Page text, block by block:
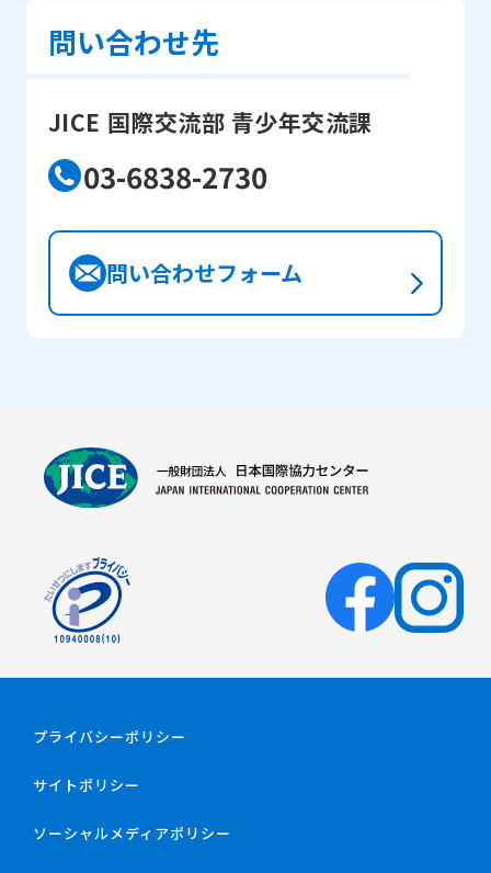
を再考することができました。 プログラムの中で一番印
は、チェルノブイリ原子力発電所での壊滅的な原子力事
故に苦しみ、今でもそのような巨大な災害の傷を負って
いるベラルーシの一市民として、彼女が感情をこめて話
グラムは私の勉強や将来に役立つものでしたので、日本
語と英語を上達させてくれた先生方、私を選んでくれた
在ベラルーシ日本国大使館、そしてよく計画された活動
プクラスの国のうちの一つだったので、スポーツ交流の
会場を訪問することができました。日本食を楽しみ、富
士山を見ることもできました。山梨学院大学の学生たち
と一緒に行ったトレーニングは、私にとって初めて同じ
印象深いものでした。 ―JENESYS2.0への参加は、あな
たのキャリアにどのように影響を及ぼしましたか？
JENESYS2.0に参加した後、フィリピンのトップアスリー
問い合わせ先
JICE 国際交流部 青少年交流課
03-6838-2730
問い合わせフォーム
プライバシーポリシー
サイトポリシー
ソーシャルメディアポリシー